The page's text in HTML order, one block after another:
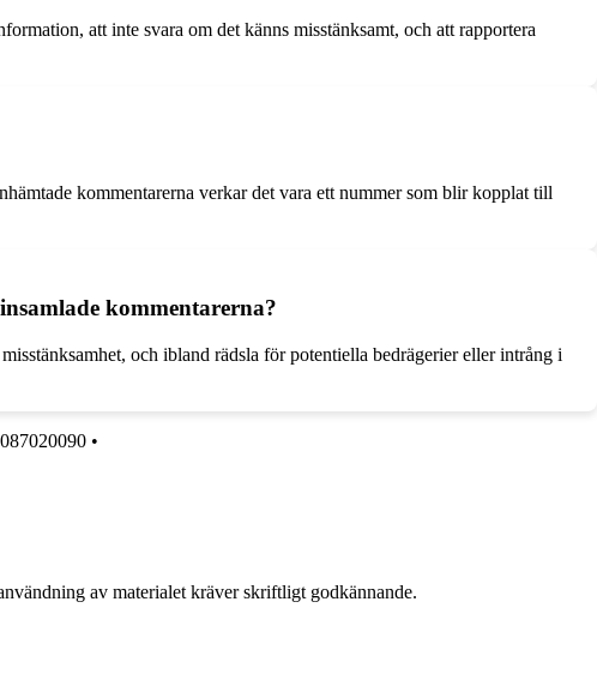
att inte svara om det känns misstänksamt, och att rapportera
kommentarerna verkar det vara ett nummer som blir kopplat till
kommentarerna?
och ibland rädsla för potentiella bedrägerier eller intrång i
087020090 •
av materialet kräver skriftligt godkännande.